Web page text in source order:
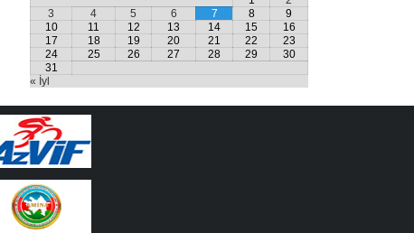
3
4 5 6 7 8
9
10
11 12 13 14 15
16
17
18 19 20 21 22
23
24
25 26 27 28 29
30
31
« İyl